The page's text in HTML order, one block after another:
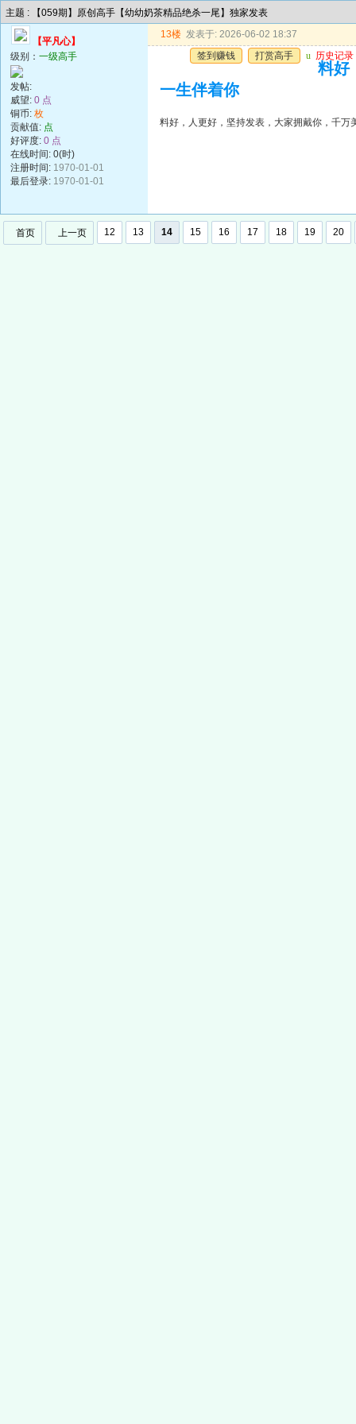
主题 : 【059期】原创高手【幼幼奶茶精品绝杀一尾】独家发表
【平凡心】
级别： 一级高手
发帖:
威望: 0 点
铜币: 枚
贡献值: 点
好评度: 0 点
在线时间: 0(时)
注册时间: 1970-01-01
最后登录: 1970-01-01
13楼 发表于: 2026-06-02 18:37
签到赚钱
打赏高手 u 历史记录
料好
一生伴着你
料好，人更好，坚持发表，大家拥戴你，千万
首页 上一页 12 13 14 15 16 17 18 19 20